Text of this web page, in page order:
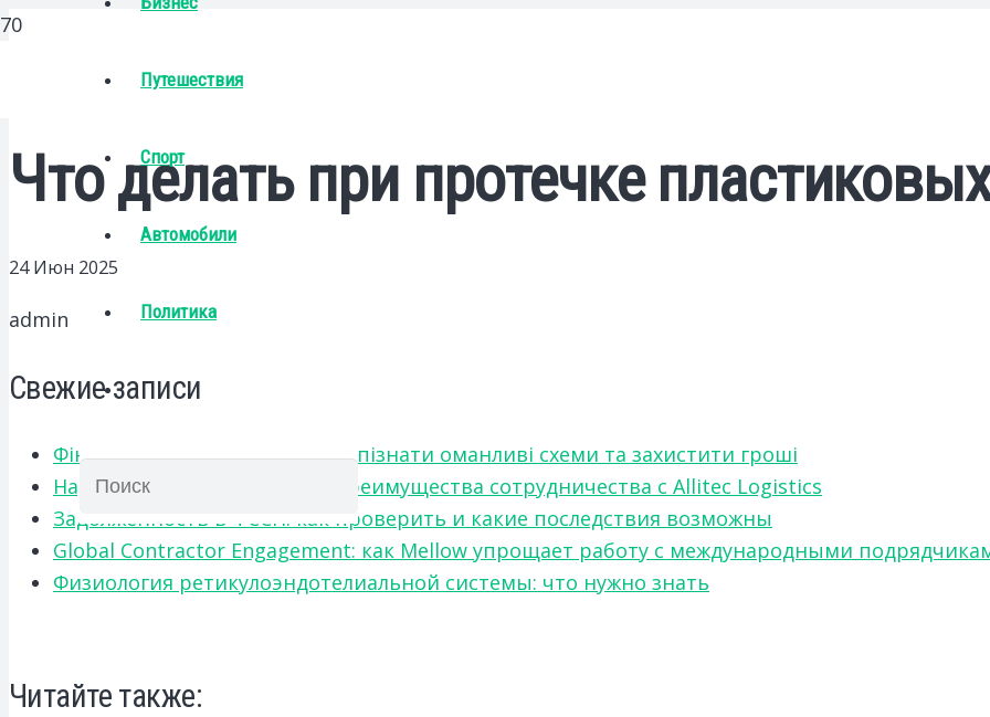
Путешествия
Спорт
Автомобили
Политика
Что делать при протечке
24 Июн 2025
admin
Свежие записи
Фінансове шахрайство: як розпізнати оманливі схеми та захистити гроші
Надежные грузоперевозки: преимущества сотрудничества с Allitec Logistics
Задолженность в ФССП: как проверить и какие последствия возможны
Global Contractor Engagement: как Mellow упрощает работу с международными
Физиология ретикулоэндотелиальной системы: что нужно знать
Читайте также: